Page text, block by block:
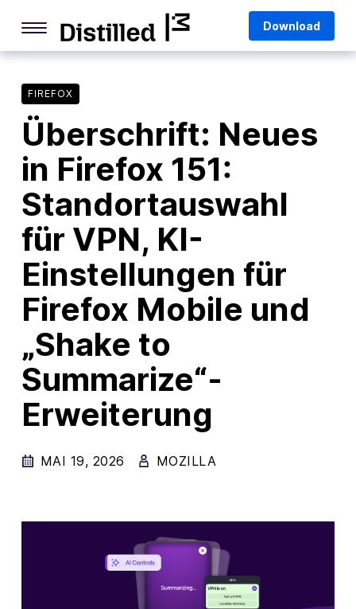
content
Life Online
Deep Dives
Q&As
Firefox
Privacy & Security
Firefox Features
Tips and Tricks
Firefox AI
Mozilla VPN
New Products
Advertising
Download
FIREFOX
Überschrift: Neues
in Firefox 151:
Standortauswahl
für VPN, KI-
Einstellungen für
Firefox Mobile und
„Shake to
Summarize“-
Erweiterung
MAI 19, 2026 MOZILLA